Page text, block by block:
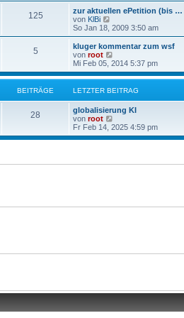
g
e
r
e
i
t
a
g
e
s
t
e
r
B
e
i
t
r
a
g
125
zur aktuellen ePetition (bis …
von KlBi
e
u
e
s
t
r
B
e
i
t
r
a
g
So Jan 18, 2009 3:50 am
5
kluger kommentar zum wsf
von root
e
u
e
s
r
e
i
a
Mi Feb 05, 2014 5:37 pm
BEITRÄGE LETZTER BEITRAG
28
globalisierung KI
von root
e
u
Fr Feb 14, 2025 4:59 pm